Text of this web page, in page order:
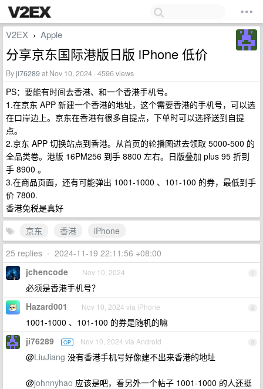
V2EX › Apple
分享京东国际港版日版 iPhone 低价
Byji76289at Nov 10, 2024 · 4596 views
PS：要能有时间去香港、和一个香港手机号。
1.在京东 APP 新建一个香港的地址，这个需要香港的手机号，可以选
在口岸边上。京东在香港有很多自提点，下单时可以选择送到自提
点。
2.京东 APP 切换站点到香港。从首页的轮播图进去领取 5000-500 的
全品类卷。港版 16PM256 到手 8800 左右。日版叠加 plus 95 折到
手 8900 。
3.在商品页面，还有可能弹出 1001-1000 、101-100 的券，最低到手
价 7800.
香港免税是真好
京东
香港
iPhone
25 replies • 2024-11-19 22:11:56 +08:00
1
jchencode Nov 10, 2024
必须是香港手机号？
2
Hazard001 Nov 10, 2024 via iPhone
1001-1000 、101-100 的券是随机的嘛
3
ji76289 OP Nov 10, 2024 via Android
@LiuJiang 没有香港手机号好像建不出来香港的地址
@johnnyhao 应该是吧，看另外一个帖子 1001-1000 的人还挺